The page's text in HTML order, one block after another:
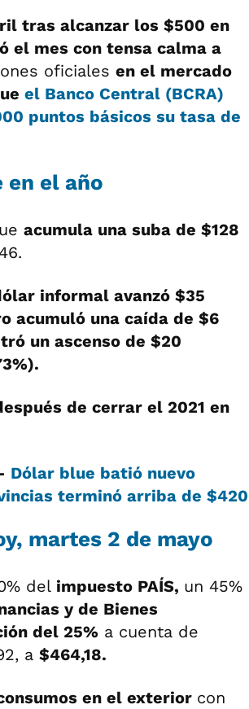
tras alcanzar los $500 en
el mes con tensa calma a
oficiales en el mercado
el Banco Central (BCRA)
puntos básicos su tasa de
en el año
acumula una suba de $128
informal avanzó $35
acumuló una caída de $6
un ascenso de $20
de cerrar el 2021 en
Dólar blue batió nuevo
terminó arriba de $420
martes 2 de mayo
del impuesto PAÍS, un 45%
y de Bienes
del 25% a cuenta de
a $464,18.
en el exterior con